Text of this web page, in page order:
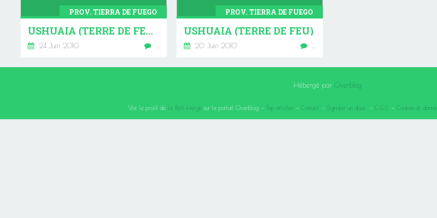
PROV. TIERRA DE FUEGO
USHUAIA (TERRE DE FEU) 1966 - 2010
24 Juin 2010
PROV. TIERRA DE FUEGO
USHUAIA (TERRE DE FEU)
20 Juin 2010
Hébergé par Overblog
Voir le profil de Le Petit Hergé sur le portail Overblog Top articles Contact Signaler un abus C.G.U. Cookies et